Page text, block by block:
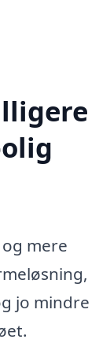
mere
jo mindre